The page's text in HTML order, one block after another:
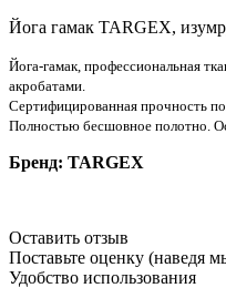
Йога гамак TARGEX,
Йога-гамак, профессиональная
акробатами.
Сертифицированная прочность
Полностью бесшовное полотно.
Бренд: TARGEX
Оставить отзыв
Поставьте оценку (наведя
Удобство использования